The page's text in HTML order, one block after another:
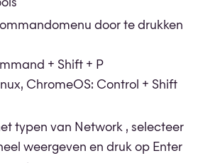
door te drukken
+ Shift + P
ChromeOS: Control + Shift
typen van Network , selecteer
weergeven en druk op Enter